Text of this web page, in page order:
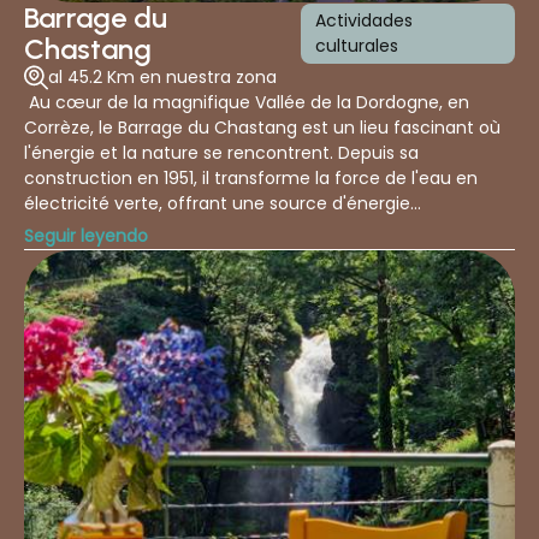
Barrage du
Chastang
Actividades
culturales
al 45.2 Km en nuestra zona
Au cœur de la magnifique Vallée de la Dordogne, en
Corrèze, le Barrage du Chastang est un lieu fascinant où
l'énergie et la nature se rencontrent. Depuis sa
construction en 1951, il transforme la force de l'eau en
électricité verte, offrant une source d'énergie
renouvelable pour des milliers de foyers. Ce site, alliant
puissance et beauté, est un véritable témoignage de
l'ingéniosité humaine. Venez découvrir ce géant de
l'énergie à travers nos visites guidées du barrage et la
visite libre de l'Espace EDF Odyssélec. Nos guides
passionnés vous emmèneront dans une aventure
captivante à la découverte des secrets de ce site
spectaculaire. Que vous soyez en famille, entre amis ou
simplement curieux, vous apprendrez tout sur la manière
dont ce barrage fonctionne, tout en étant entouré d'un
cadre naturel exceptionnel. Réservez dès maintenant
votre visite et venez vivre une aventure inoubliable, entre
nature et technologie, au cœur de la Vallée de la
Seguir leyendo